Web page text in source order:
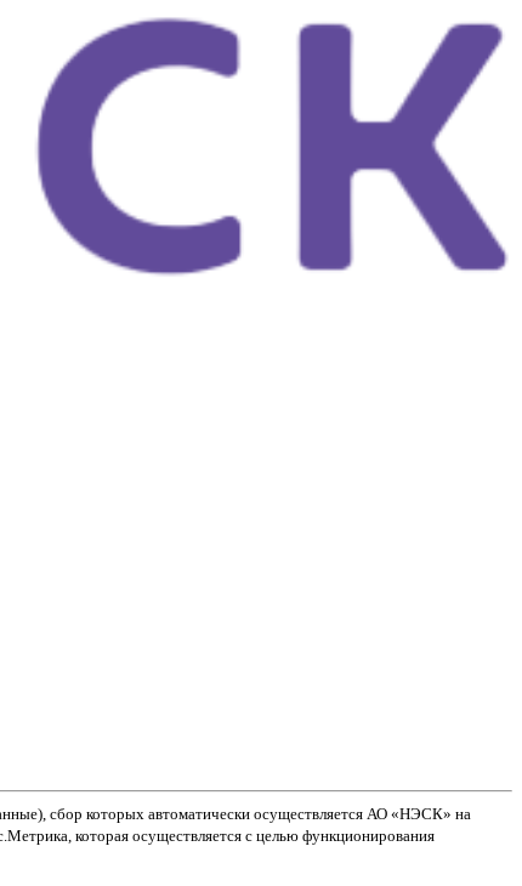
сбор которых автоматически осуществляется АО «НЭСК» на
которая осуществляется с целью функционирования